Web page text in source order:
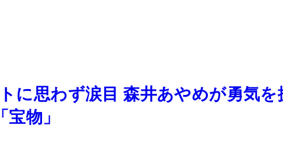
に思わず涙目 森井あやめが勇気を
物」